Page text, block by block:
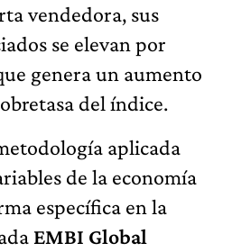
vendedora, sus
se elevan por
genera un aumento
del índice.
aplicada
de la economía
específica en la
EMBI Global